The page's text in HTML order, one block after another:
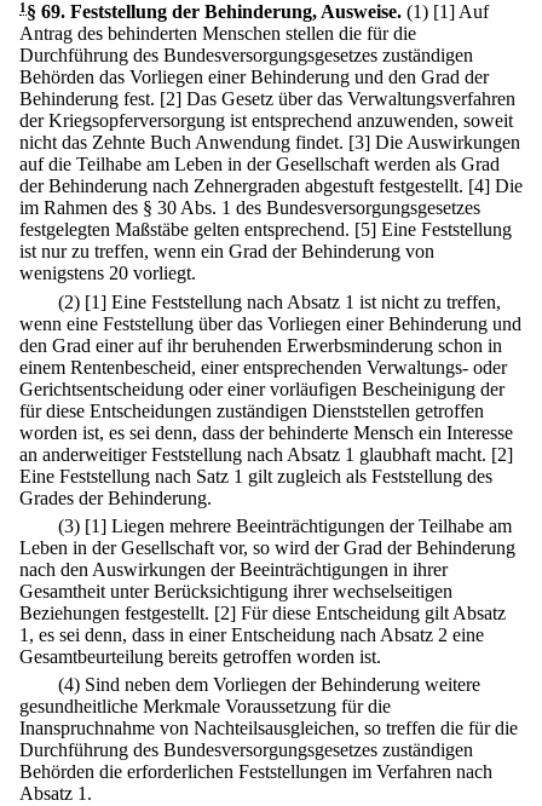
1§ 69. Feststellung der Behinderung, Ausweise. (1) [1] Auf
Antrag des behinderten Menschen stellen die für die
Durchführung des Bundesversorgungsgesetzes zuständigen
Behörden das Vorliegen einer Behinderung und den Grad der
Behinderung fest. [2] Das Gesetz über das Verwaltungsverfahren
der Kriegsopferversorgung ist entsprechend anzuwenden, soweit
nicht das Zehnte Buch Anwendung findet. [3] Die Auswirkungen
auf die Teilhabe am Leben in der Gesellschaft werden als Grad
der Behinderung nach Zehnergraden abgestuft festgestellt. [4] Die
im Rahmen des § 30 Abs. 1 des Bundesversorgungsgesetzes
festgelegten Maßstäbe gelten entsprechend. [5] Eine Feststellung
ist nur zu treffen, wenn ein Grad der Behinderung von
wenigstens 20 vorliegt.
(2) [1] Eine Feststellung nach Absatz 1 ist nicht zu treffen,
wenn eine Feststellung über das Vorliegen einer Behinderung und
den Grad einer auf ihr beruhenden Erwerbsminderung schon in
einem Rentenbescheid, einer entsprechenden Verwaltungs- oder
Gerichtsentscheidung oder einer vorläufigen Bescheinigung der
für diese Entscheidungen zuständigen Dienststellen getroffen
worden ist, es sei denn, dass der behinderte Mensch ein Interesse
an anderweitiger Feststellung nach Absatz 1 glaubhaft macht. [2]
Eine Feststellung nach Satz 1 gilt zugleich als Feststellung des
Grades der Behinderung.
(3) [1] Liegen mehrere Beeinträchtigungen der Teilhabe am
Leben in der Gesellschaft vor, so wird der Grad der Behinderung
nach den Auswirkungen der Beeinträchtigungen in ihrer
Gesamtheit unter Berücksichtigung ihrer wechselseitigen
Beziehungen festgestellt. [2] Für diese Entscheidung gilt Absatz
1, es sei denn, dass in einer Entscheidung nach Absatz 2 eine
Gesamtbeurteilung bereits getroffen worden ist.
(4) Sind neben dem Vorliegen der Behinderung weitere
gesundheitliche Merkmale Voraussetzung für die
Inanspruchnahme von Nachteilsausgleichen, so treffen die für die
Durchführung des Bundesversorgungsgesetzes zuständigen
Behörden die erforderlichen Feststellungen im Verfahren nach
Absatz 1.